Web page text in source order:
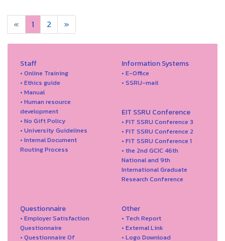
« 1 2 »
Staff
• Online Training
• Ethics guide
• Manual
• Human resource
development
• No Gift Policy
• University Guidelines
• Internal Document
Routing Process
Information Systems
• E-Office
• SSRU-mail
EIT SSRU Conference
• FIT SSRU Conference 3
• FIT SSRU Conference 2
• FIT SSRU Conference 1
• the 2nd GCIC 46th
National and 9th
International Graduate
Research Conference
Questionnaire
• Employer Satisfaction
Questionnaire
• Questionnaire Of
Other
• Tech Report
• External Link
• Logo Download